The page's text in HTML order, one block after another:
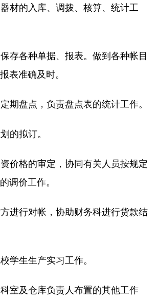
材的入库、调拨、核算、统计工
存各种单据、报表。做到各种帐目
表准确及时。
期盘点，负责盘点表的统计工作。
的拟订。
价格的审定，协同有关人员按规定
调价工作。
进行对帐，协助财务科进行货款结
学生生产实习工作。
室及仓库负责人布置的其他工作